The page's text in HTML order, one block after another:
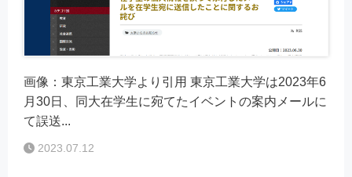
画像：東京工業大学より引用 東京工業大学は2023年6
月30日、同大在学生に宛てたイベントの案内メールに
て誤送...
2023.07.12